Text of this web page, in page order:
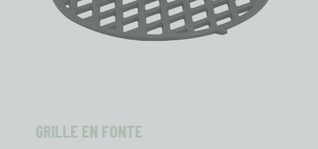
GRILLE EN FONTE